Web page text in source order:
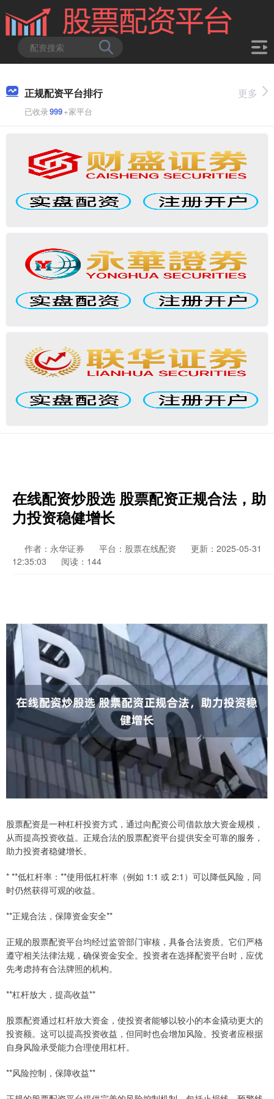
正规配资平台排行
已收录999+家平台
更多
在线配资炒股选 股票配资正规合法，助
力投资稳健增长
作者：永华证券 平台：股票在线配资
更新：2025-05-31
12:35:03
阅读：144
股票配资是一种杠杆投资方式，通过向配资公司借款放大资金规模，
从而提高投资收益。正规合法的股票配资平台提供安全可靠的服务，
助力投资者稳健增长。
* **低杠杆率：**使用低杠杆率（例如 1:1 或 2:1）可以降低风险，同
时仍然获得可观的收益。
**正规合法，保障资金安全**
正规的股票配资平台均经过监管部门审核，具备合法资质。它们严格
遵守相关法律法规，确保资金安全。投资者在选择配资平台时，应优
先考虑持有合法牌照的机构。
**杠杆放大，提高收益**
股票配资通过杠杆放大资金，使投资者能够以较小的本金撬动更大的
投资额。这可以提高投资收益，但同时也会增加风险。投资者应根据
自身风险承受能力合理使用杠杆。
**风险控制，保障收益**